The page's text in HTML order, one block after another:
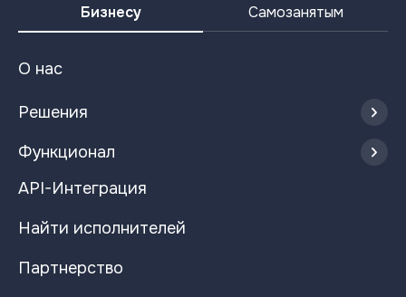
Бизнесу Самозанятым
О нас
Решения
Функционал
API-Интеграция
Найти исполнителей
Партнерство